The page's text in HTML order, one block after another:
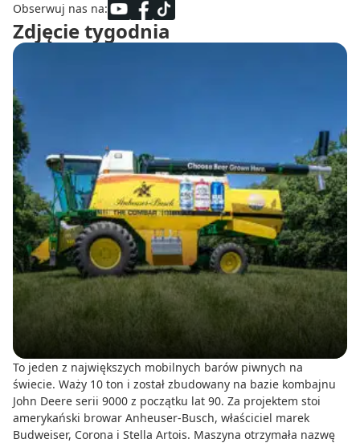
Obserwuj nas na:
Zdjęcie tygodnia
To jeden z największych mobilnych barów piwnych na
świecie. Waży 10 ton i został zbudowany na bazie kombajnu
John Deere serii 9000 z początku lat 90. Za projektem stoi
amerykański browar Anheuser-Busch, właściciel marek
Budweiser, Corona i Stella Artois. Maszyna otrzymała nazwę